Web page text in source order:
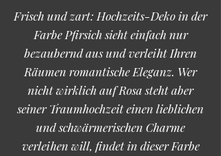
Frisch und zart: Hochzeits-Deko in der
Farbe Pfirsich sieht einfach nur
bezaubernd aus und verleiht Ihren
Räumen romantische Eleganz. Wer
nicht wirklich auf Rosa steht aber
seiner Traumhochzeit einen lieblichen
und schwärmerischen Charme
verleihen will, findet in dieser Farbe